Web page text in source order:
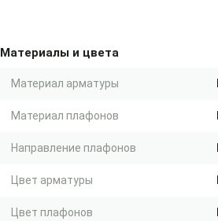
Материалы и цвета
Материал арматуры
Материал плафонов
Направление плафонов
Цвет арматуры
Цвет плафонов